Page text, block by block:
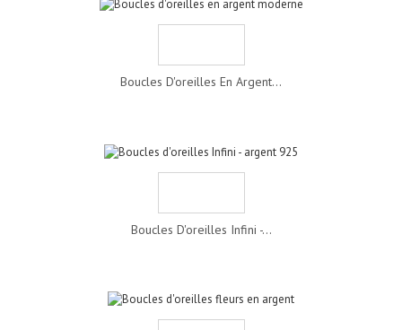
Boucles D'oreilles En Argent...
Boucles D'oreilles Infini -...